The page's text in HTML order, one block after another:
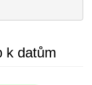
k datům